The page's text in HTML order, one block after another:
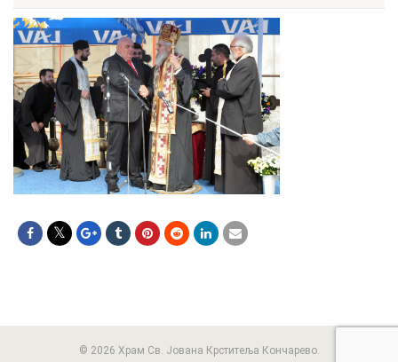
© 2026 Храм Св. Јована Крститеља Кончарево.